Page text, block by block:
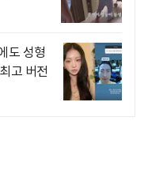
도 성형
고 버전